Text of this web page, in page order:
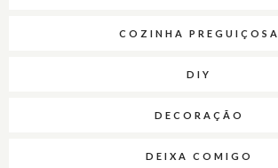
COZINHA PREGUIÇOSA
DIY
DECORAÇÃO
DEIXA COMIGO